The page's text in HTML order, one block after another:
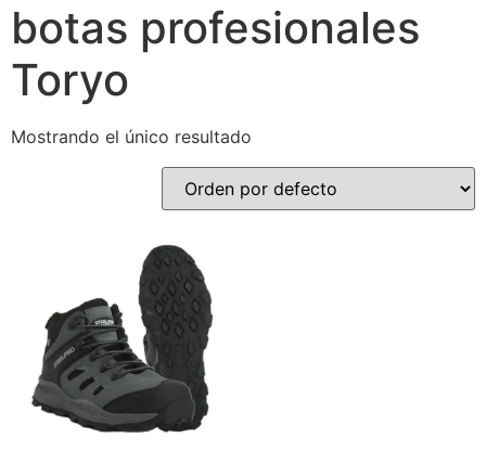
botas profesionales
Toryo
Mostrando el único resultado